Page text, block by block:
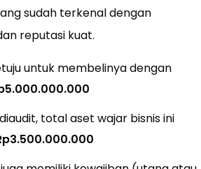
sudah terkenal dengan
reputasi kuat.
untuk membelinya dengan
total aset wajar bisnis ini